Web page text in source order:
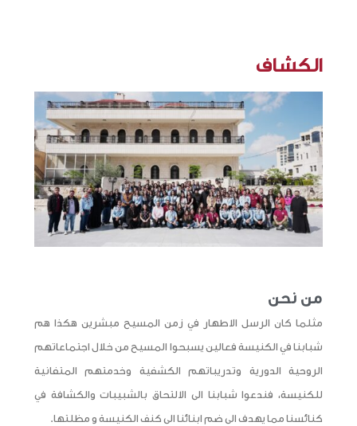
الكشاف
من نحن
مثلما كان الرسل الاطهار في زمن المسيح مبشرين هكذا هم
شبابنا في الكنيسة فعالين يسبحوا المسيح من خلال اجتماعاتهم
الروحية الدورية وتدريباتهم الكشفية وخدمتهم المتفانية
للكنيسة، فندعوا شبابنا الى الالتحاق بالشبيبات والكشافة في
كنائسنا مما يهدف الى ضم ابنائنا الى كنف الكنيسة و مظلتها.